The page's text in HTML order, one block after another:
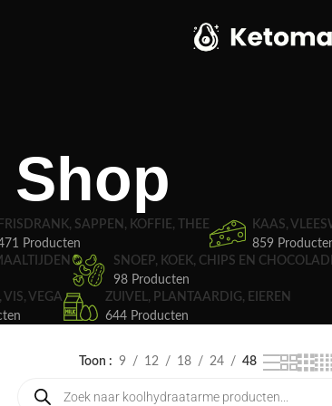
Shop
FRISDRANK, SAPPEN, KOFFIE, THEE
Producten
KAAS,
859
SNOEP, KOEK, CHIPS EN
98 Producten
VIS, VEGA
ZUIVEL, PLANTAARDIG, EIEREN
644 Producten
Toon 9 12 18 24 48